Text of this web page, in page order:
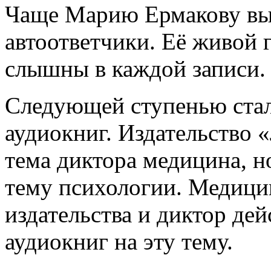
Чаще Марию Ермакову
автоответчики. Её живой
слышны в каждой записи.
Следующей ступенью
аудиокниг. Издательство
тема диктора медицина,
тему психологии.
издательства и диктор
аудиокниг на эту тему.